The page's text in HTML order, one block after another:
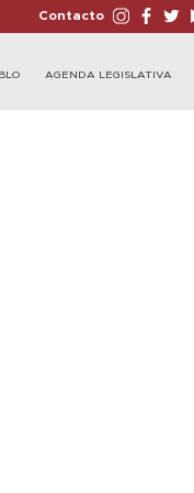
Contacto
AGENDA LEGISLATIVA